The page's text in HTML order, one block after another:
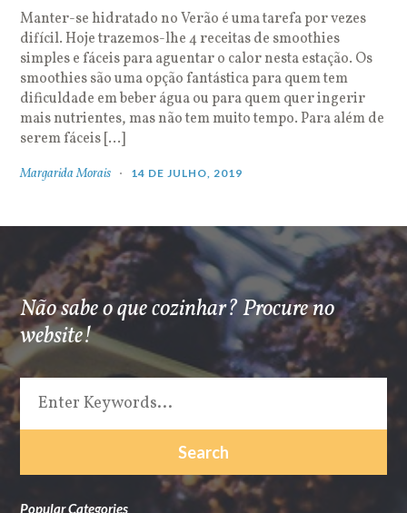
Manter-se hidratado no Verão é uma tarefa por vezes
difícil. Hoje trazemos-lhe 4 receitas de smoothies
simples e fáceis para aguentar o calor nesta estação. Os
smoothies são uma opção fantástica para quem tem
dificuldade em beber água ou para quem quer ingerir
mais nutrientes, mas não tem muito tempo. Para além de
serem fáceis […]
Margarida Morais 14 DE JULHO, 2019
Não sabe o que cozinhar? Procure no
website!
Popular Categories